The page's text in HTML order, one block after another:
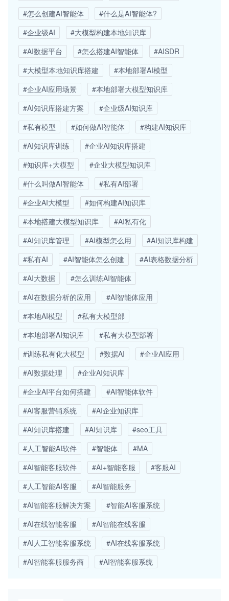
#怎么创建AI智能体
#什么是AI智能体?
#企业级AI
#大模型构建本地知识库
#AI数据平台
#怎么搭建AI智能体
#AISDR
#大模型本地知识库搭建
#本地部署AI模型
#企业AI应用场景
#本地部署大模型知识库
#AI知识库搭建方案
#企业级AI知识库
#私有模型
#如何做AI智能体
#构建AI知识库
#AI知识库训练
#企业AI知识库搭建
#知识库+大模型
#企业大模型知识库
#什么叫做AI智能体
#私有AI部署
#企业AI大模型
#如何构建AI知识库
#本地搭建大模型知识库
#AI私有化
#AI知识库管理
#AI模型怎么用
#AI知识库构建
#私有AI
#AI智能体怎么创建
#AI表格数据分析
#AI大数据
#怎么训练AI智能体
#AI在数据分析的应用
#AI智能体应用
#本地AI模型
#私有大模型部
#本地部署AI知识库
#私有大模型部署
#训练私有化大模型
#数据AI
#企业AI应用
#AI数据处理
#企业AI知识库
#企业AI平台如何搭建
#AI智能体软件
#AI客服营销系统
#AI企业知识库
#AI知识库搭建
#AI知识库
#seo工具
#人工智能AI软件
#智能体
#MA
#AI智能客服软件
#AI+智能客服
#客服AI
#人工智能AI客服
#AI智能服务
#AI智能客服解决方案
#智能AI客服系统
#AI在线智能客服
#AI智能在线客服
#AI人工智能客服系统
#AI在线客服系统
#AI智能客服服务商
#AI智能客服系统